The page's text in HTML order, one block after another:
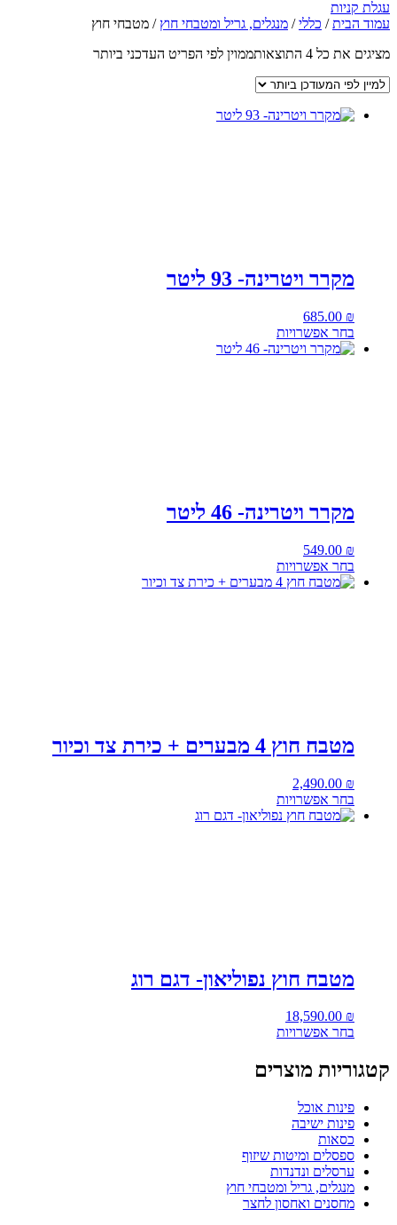
עגלת קניות
עמוד הבית/ כללי/ מנגלים, גריל ומטבחי חוץ / מטבחי חוץ
מציגים את כל ⁦4⁩ התוצאות
ממוין לפי הפריט העדכני ביותר
מקרר ויטרינה- 93 ליטר
685.00 ₪
בחר אפשרויות
מקרר ויטרינה- 46 ליטר
549.00 ₪
בחר אפשרויות
מטבח חוץ 4 מבערים + כירת צד וכיור
2,490.00 ₪
בחר אפשרויות
מטבח חוץ נפוליאון- דגם רוג
18,590.00 ₪
בחר אפשרויות
קטגוריות מוצרים
פינות אוכל
פינות ישיבה
כסאות
ספסלים ומיטות שיזוף
ערסלים ונדנדות
מנגלים, גריל ומטבחי חוץ
מחסנים ואחסון לחצר